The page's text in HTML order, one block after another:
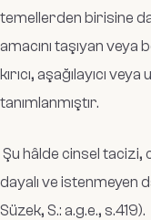
temellerden birisine
amacını taşıyan veya
kırıcı, aşağılayıcı
tanımlanmıştır.
Şu hâlde cinsel tacizi,
dayalı ve istenmeyen
Süzek, S.: a.g.e., s.419).